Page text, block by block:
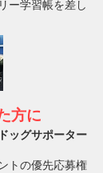
ー学習帳を差し
方に
ッグサポーター
トの優先応募権